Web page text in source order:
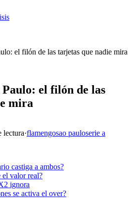
el filón de las tarjetas que nadie mira
Paulo: el filón de las
mira
lectura·flamengosao pauloserie a
castiga a ambos?
el valor real?
ignora
se activa el over?